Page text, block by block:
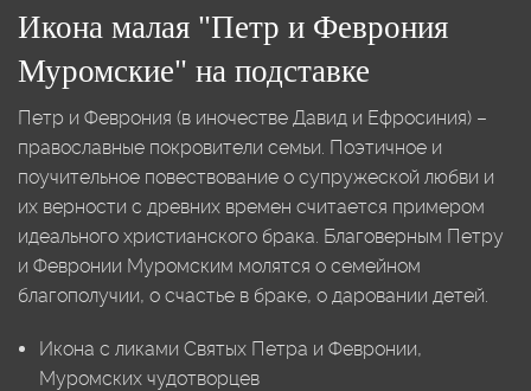
Икона малая "Петр и Феврония
Муромские" на подставке
Петр и Феврония (в иночестве Давид и Ефросиния) –
православные покровители семьи. Поэтичное и
поучительное повествование о супружеской любви и
их верности с древних времен считается примером
идеального христианского брака. Благоверным Петру
и Февронии Муромским молятся о семейном
благополучии, о счастье в браке, о даровании детей.
Икона с ликами Святых Петра и Февронии,
Муромских чудотворцев